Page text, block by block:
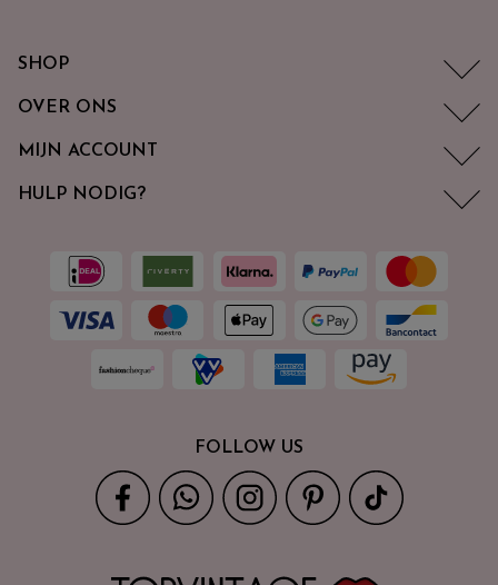
SHOP
OVER ONS
MIJN ACCOUNT
HULP NODIG?
FOLLOW US